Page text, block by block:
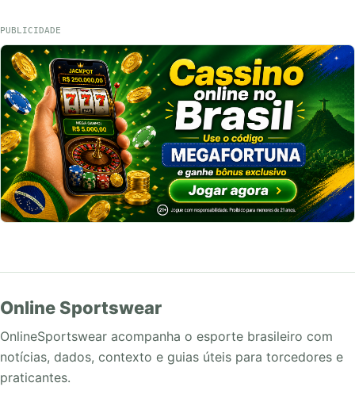
PUBLICIDADE
Online Sportswear
OnlineSportswear acompanha o esporte brasileiro com
notícias, dados, contexto e guias úteis para torcedores e
praticantes.